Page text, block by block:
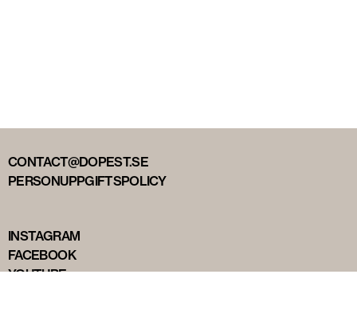
CONTACT@DOPEST.SE
PERSONUPPGIFTSPOLICY
INSTAGRAM
FACEBOOK
YOUTUBE